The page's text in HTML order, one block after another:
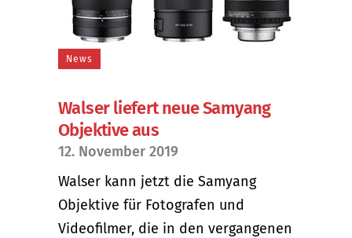
News
Walser liefert neue Samyang
Objektive aus
12. November 2019
Walser kann jetzt die Samyang
Objektive für Fotografen und
Videofilmer, die in den vergangenen